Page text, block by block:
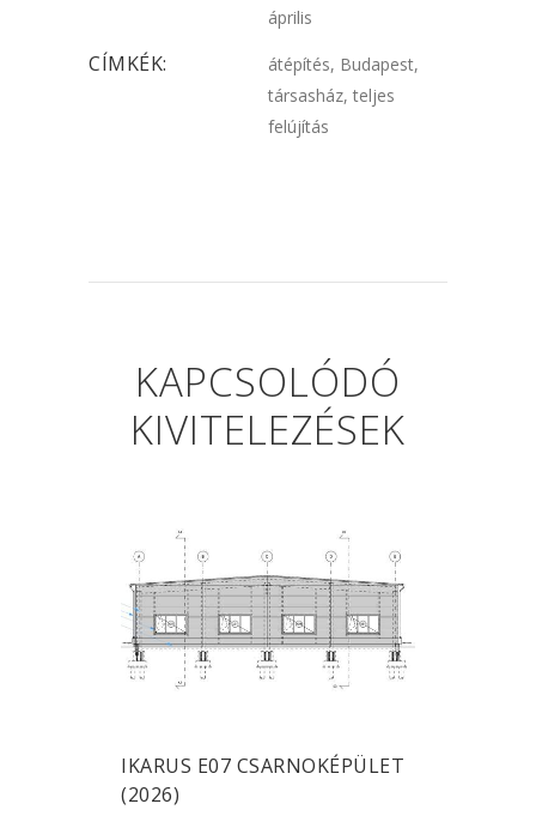
április
CÍMKÉK:
átépítés, Budapest,
társasház, teljes
felújítás
KAPCSOLÓDÓ
KIVITELEZÉSEK
IKARUS E07 CSARNOKÉPÜLET
(2026)